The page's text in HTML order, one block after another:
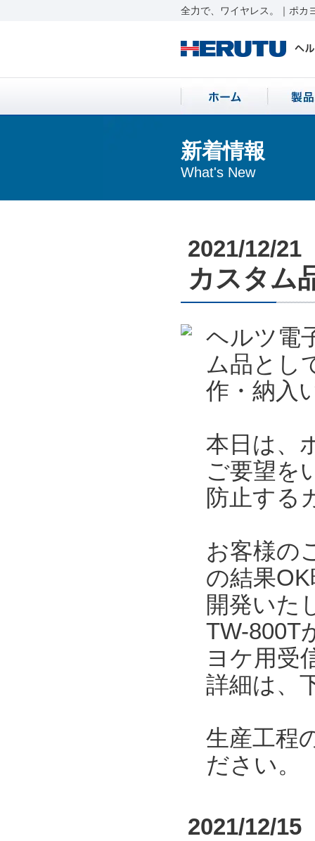
全力で、ワイヤレス。｜ポカ
新着情報
What's New
2021/12/21
カスタム
ヘルツ電
ム品とし
作・納入
本日は、
ご要望を
防止する
お客様の
の結果
開発いた
TW-800T
ヨケ用受
詳細は、
生産工程
ださい。
2021/12/15